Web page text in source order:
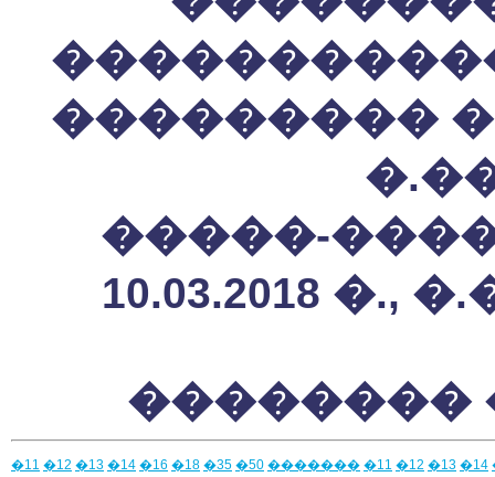
���������
�����-
10.03.2018
��������
�11 �12 �13 �14 �16 �18 �35 �50 ������� �11 �12 �13 �14